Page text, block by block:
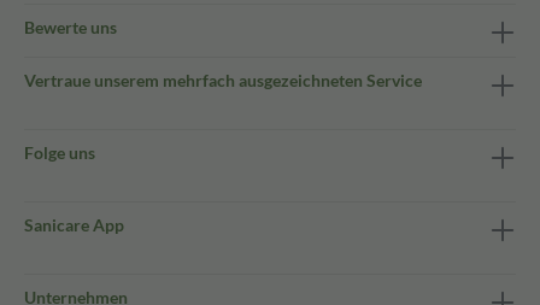
Bewerte uns
Vertraue unserem mehrfach ausgezeichneten Service
Folge uns
Sanicare App
Unternehmen